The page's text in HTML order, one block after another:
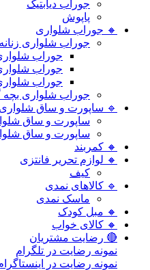
جوراب دیابتیک
پاپوش
🔸 جوراب شلواری
جوراب شلواری زنانه
جوراب
جوراب
جوراب
جوراب شلواری بچه
🔹 ساپورت و ساق شلواری
ساپورت و ساق
ساپورت و ساق
🔸 کمربند
🔸 لوازم تحریر فانتزی
کیف
🔹 کالاهای نمدی
ماسک نمدی
🔸 مبل کودک
🔸 کالای خواب
🔴 رضایت مشتریان
نمونه رضایت در تلگرام
نمونه رضایت در